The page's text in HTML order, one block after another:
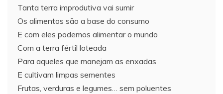
Tanta terra improdutiva vai sumir
Os alimentos são a base do consumo
E com eles podemos alimentar o mundo
Com a terra fértil loteada
Para aqueles que manejam as enxadas
E cultivam limpas sementes
Frutas, verduras e legumes… sem poluentes